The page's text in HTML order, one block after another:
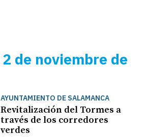
2 de noviembre de
AYUNTAMIENTO DE SALAMANCA
Revitalización del Tormes a
través de los corredores
verdes